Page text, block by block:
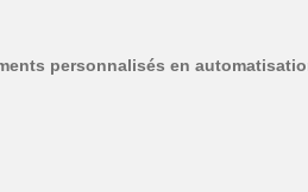
personnalisés en